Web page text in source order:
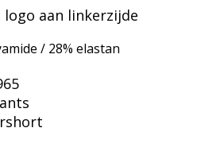
logo aan linkerzijde
/ 28% elastan